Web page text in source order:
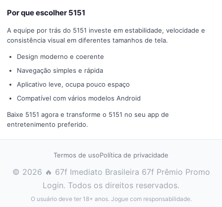
Por que escolher 5151
A equipe por trás do 5151 investe em estabilidade, velocidade e
consistência visual em diferentes tamanhos de tela.
Design moderno e coerente
Navegação simples e rápida
Aplicativo leve, ocupa pouco espaço
Compatível com vários modelos Android
Baixe 5151 agora e transforme o 5151 no seu app de
entretenimento preferido.
Termos de usoPolítica de privacidade
© 2026 🔥 67f Imediato Brasileira 67f Prêmio Promo
Login. Todos os direitos reservados.
O usuário deve ter 18+ anos. Jogue com responsabilidade.